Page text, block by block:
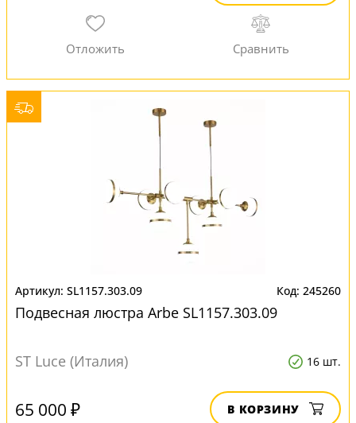
SL1157.303.09 245260
Подвесная люстра Arbe SL1157.303.09
ST Luce (Италия) 16 шт.
65 000 ₽ В КОРЗИНУ